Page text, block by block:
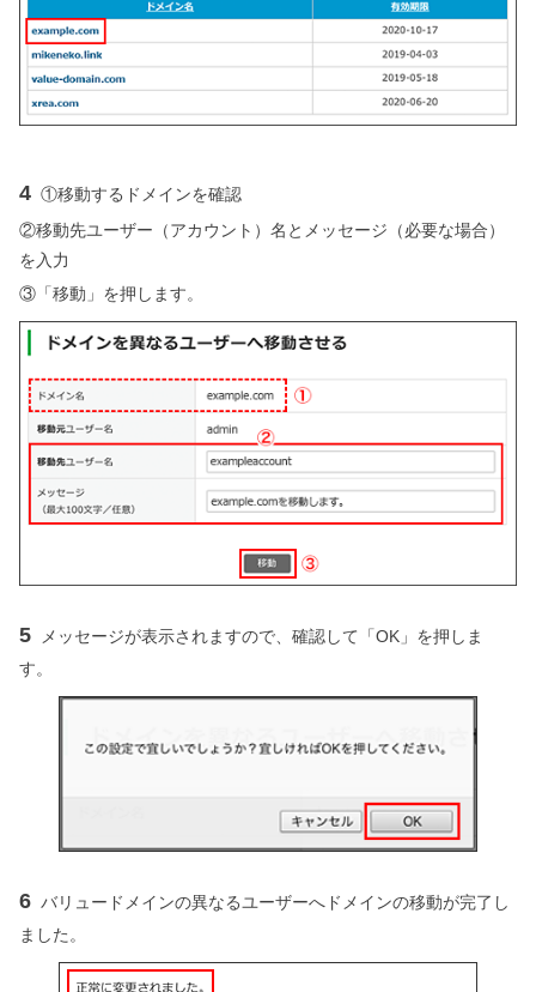
4 ①移動するドメインを確認
②移動先ユーザー（アカウント）名とメッセージ（必要な場合）
を入力
③「移動」を押します。
5
メッセージが表示されますので、確認して「OK」を押しま
す。
6 バリュードメインの異なるユーザーへドメインの移動が完了し
ました。